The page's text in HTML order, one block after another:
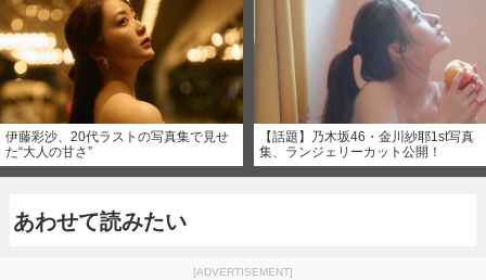
伊藤彩沙、20代ラストの写真集で見せ
た“大人の甘さ”
【話題】乃木坂46・金川紗耶1st写真
集、ランジェリーカット公開！
あわせて読みたい
[ADVERTISEMENT]